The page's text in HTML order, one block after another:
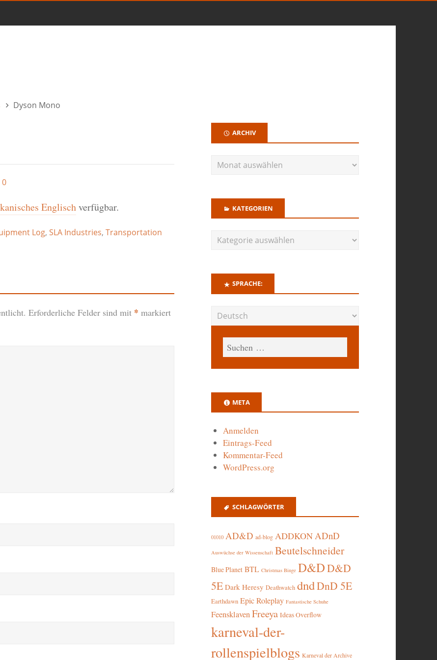
Dyson Mono
0
Englischverfügbar.
Log, SLA Industries, Transportation
Erforderliche Felder sind mit * markiert
ARCHIV
KATEGORIEN
SPRACHE:
META
Anmelden
Eintrags-Feed
Kommentar-Feed
WordPress.org
SCHLAGWÖRTER
01010 AD&D ad-blog ADDKONADnD
Auswüchse der Wissenschaft Beutelschneider
Blue Planet BTL Christmas Binge D&DD&D
5E Dark Heresy Deathwatch dndDnD 5E
Earthdawn Epic Roleplay Fantastische Schuhe
Feensklaven Freeya Ideas Overflow
karneval-der-
rollenspielblogs Karneval der Archive